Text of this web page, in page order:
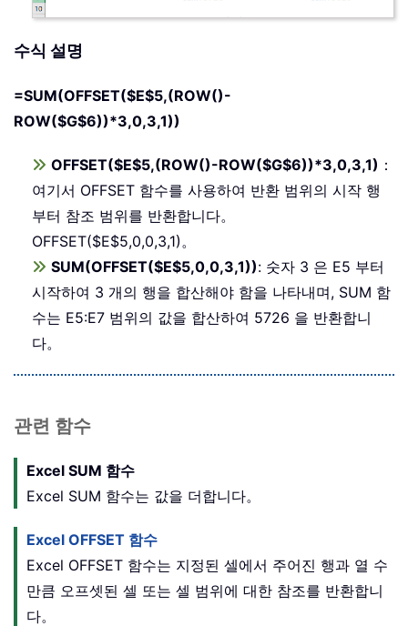
수식 설명
=SUM(OFFSET($E$5,(ROW()-
ROW($G$6))*3,0,3,1))
OFFSET($E$5,(ROW()-ROW($G$6))*3,0,3,1) ：
여기서 OFFSET 함수를 사용하여 반환 범위의 시작 행
부터 참조 범위를 반환합니다。
OFFSET($E$5,0,0,3,1)。
SUM(OFFSET($E$5,0,0,3,1)): 숫자 3 은 E5 부터
시작하여 3 개의 행을 합산해야 함을 나타내며, SUM 함
수는 E5:E7 범위의 값을 합산하여 5726 을 반환합니
다。
관련 함수
Excel SUM 함수
Excel SUM 함수는 값을 더합니다。
Excel OFFSET 함수
Excel OFFSET 함수는 지정된 셀에서 주어진 행과 열 수
만큼 오프셋된 셀 또는 셀 범위에 대한 참조를 반환합니
다。